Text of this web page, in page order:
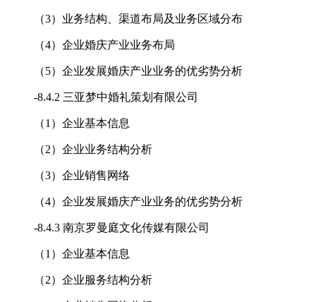
（3）业务结构、渠道布局及业务区域分布
（4）企业婚庆产业业务布局
（5）企业发展婚庆产业业务的优劣势分析
-8.4.2 三亚梦中婚礼策划有限公司
（1）企业基本信息
（2）企业业务结构分析
（3）企业销售网络
（4）企业发展婚庆产业业务的优劣势分析
-8.4.3 南京罗曼庭文化传媒有限公司
（1）企业基本信息
（2）企业服务结构分析